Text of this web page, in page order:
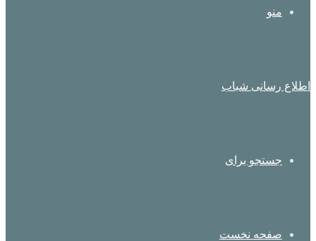
منو
اطلاع رسانی شباب
جستجو برای
صفحه نخست